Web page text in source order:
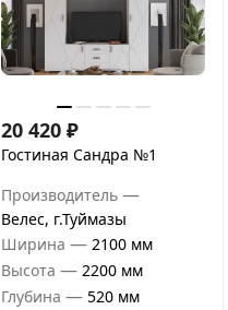
20 420 ₽
Гостиная Сандра №1
Производитель —
Велес, г.Туймазы
Ширина — 2100 мм
Высота — 2200 мм
Глубина — 520 мм